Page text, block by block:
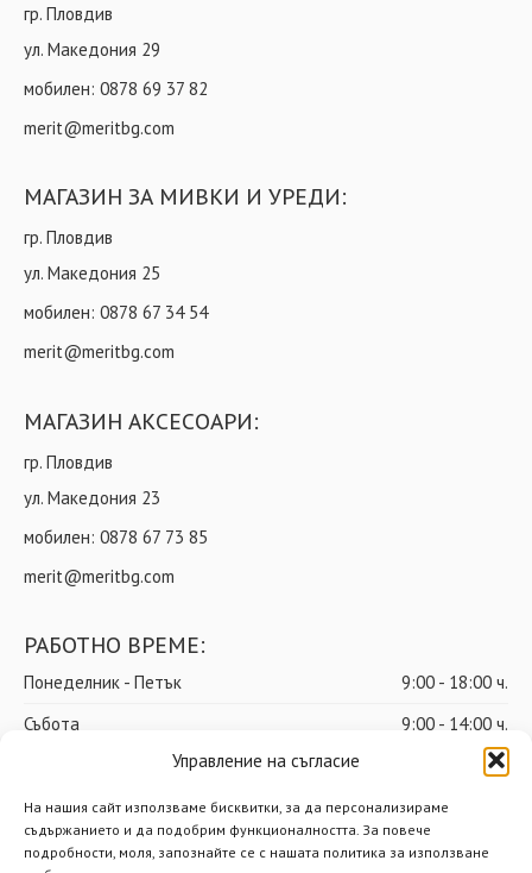
Управление на съгласие
На нашия сайт използваме бисквитки, за да персонализираме
съдържанието и да подобрим функционалността. За повече
подробности, моля, запознайте се с нашата политика за използване
гр. Пловдив
ул. Македония 29
мобилен: 0878 69 37 82
merit@meritbg.com
МАГАЗИН ЗА МИВКИ И УРЕДИ:
гр. Пловдив
ул. Македония 25
мобилен: 0878 67 34 54
merit@meritbg.com
МАГАЗИН АКСЕСОАРИ:
гр. Пловдив
ул. Македония 23
мобилен: 0878 67 73 85
merit@meritbg.com
РАБОТНО ВРЕМЕ:
Понеделник - Петък
9:00 - 18:00 ч.
Събота
9:00 - 14:00 ч.
почивен ден
© Мерит ООД – Всички права запазени